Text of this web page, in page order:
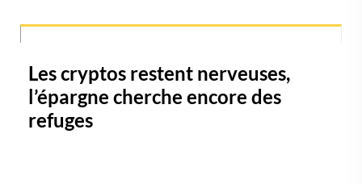
Les cryptos restent nerveuses,
l’épargne cherche encore des
refuges